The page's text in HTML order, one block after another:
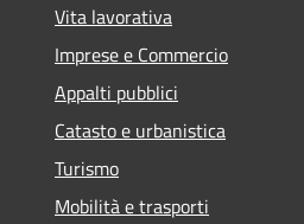
Vita lavorativa
Imprese e Commercio
Appalti pubblici
Catasto e urbanistica
Turismo
Mobilità e trasporti